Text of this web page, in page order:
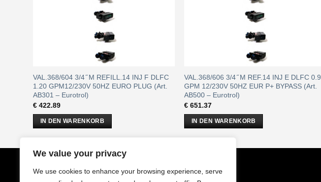
We value your privacy
We use cookies to enhance your browsing experience, serve
VAL.368/604 3/4 ̋ M REFILL.14 INJ F DLFC
1.20 GPM12/230V 50HZ EURO PLUG (Art.
AB301 – Eurotrol)
€422.89
IN DEN WARENKORB
VAL.368/606 3/4 ̋ M REF.14 INJ E DLFC 0.9
GPM 12/230V 50HZ EUR P+ BYPASS (Art.
AB500 – Eurotrol)
€ 651.37
IN DEN WARENKORB
CobrAmGmbH
Impressum